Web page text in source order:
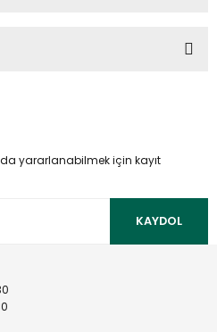
ederiz.
bilgiler bulunuyor.
olmalı.
yararlanabilmek için kayıt
KAYDOL